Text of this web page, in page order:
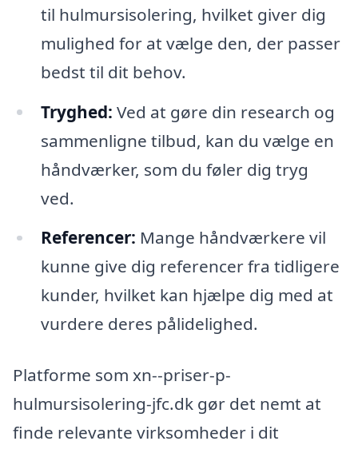
til hulmursisolering, hvilket giver dig
mulighed for at vælge den, der passer
bedst til dit behov.
Tryghed: Ved at gøre din research og
sammenligne tilbud, kan du vælge en
håndværker, som du føler dig tryg
ved.
Referencer: Mange håndværkere vil
kunne give dig referencer fra tidligere
kunder, hvilket kan hjælpe dig med at
vurdere deres pålidelighed.
Platforme som xn--priser-p-
hulmursisolering-jfc.dk gør det nemt at
finde relevante virksomheder i dit